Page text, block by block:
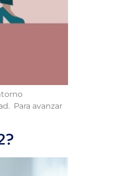
Para avanzar